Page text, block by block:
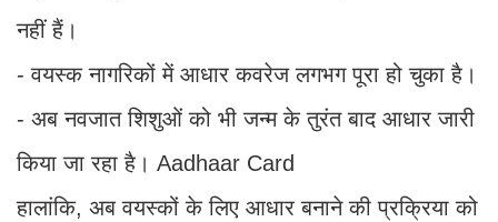
नहीं हैं।
- वयस्क नागरिकों में आधार कवरेज लगभग पूरा हो चुका है।
- अब नवजात शिशुओं को भी जन्म के तुरंत बाद आधार जारी
किया जा रहा है। Aadhaar Card
हालांकि, अब वयस्कों के लिए आधार बनाने की प्रक्रिया को